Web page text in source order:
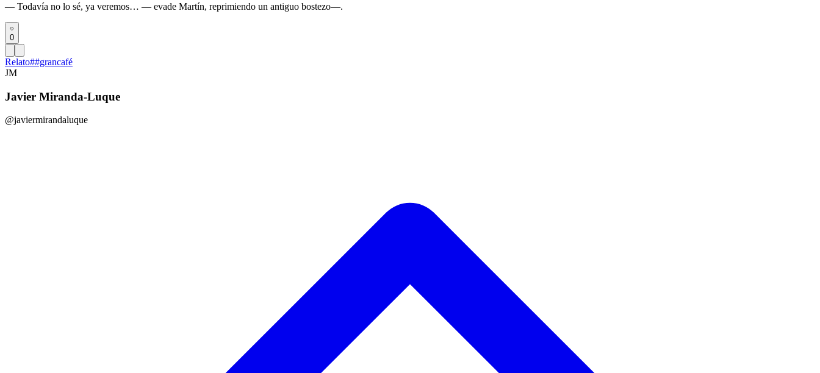
— Todavía no lo sé, ya veremos… — evade Martín, reprimiendo un antiguo bostezo—.
0
Relato##grancafé
JM
Javier Miranda-Luque
@javiermirandaluque